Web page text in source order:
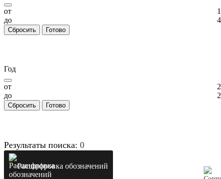
от
до
Сбросить Готово
Год
от
до
Сбросить Готово
Результаты поиска: 0
Расшифровка обозначений